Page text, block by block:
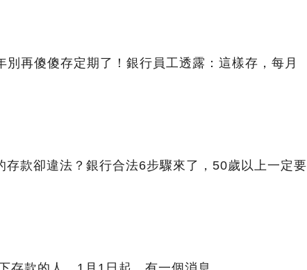
再傻傻存定期了！銀行員工透露：這樣存，每月
存款卻違法？銀行合法6步驟來了，50歲以上一定要